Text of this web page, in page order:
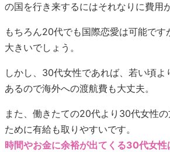
の国を行き来するにはそれなりに費用
もちろん20代でも国際恋愛は可能です
大きいでしょう。
しかし、30代女性であれば、若い頃よ
あるので海外への渡航費も大丈夫。
また、働きたての20代より30代女性の
ために有給も取りやすいです。
時間やお金に余裕が出てくる30代女